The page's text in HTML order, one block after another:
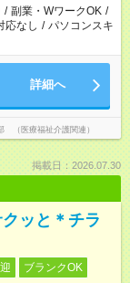
/ 副業・WワークOK /
応なし / パソコンスキ
詳細へ
（医療福祉介護関連）
掲載日：2026.07.30
ッと＊チラ
ブランクOK